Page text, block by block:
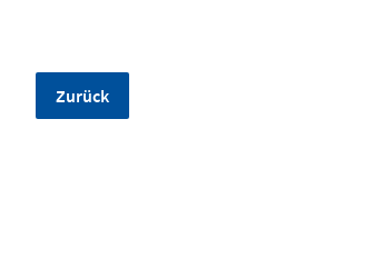
Zurück